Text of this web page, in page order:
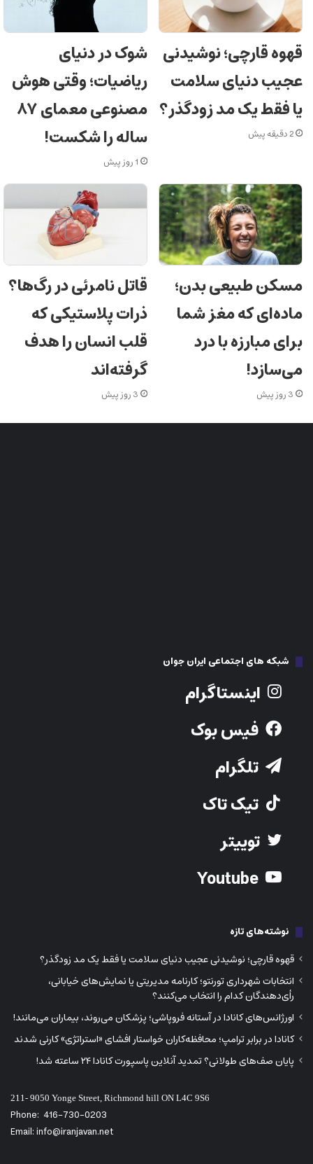
قهوه قارچی؛ نوشیدنی
عجیب دنیای سلامت
یا فقط یک مد زودگذر؟
2 دقیقه پیش
شوک در دنیای
ریاضیات؛ وقتی هوش
مصنوعی معمای ۸۷
ساله را شکست!
1 روز پیش
مسکن طبیعی بدن؛
ماده‌ای که مغز شما
برای مبارزه با درد
می‌سازد!
3 روز پیش
قاتل نامرئی در رگ‌ها؟
ذرات پلاستیکی که
قلب انسان را هدف
گرفته‌اند
3 روز پیش
شبکه های اجتماعی ایران جوان
اینستاگرام
فیس بوک
تلگرام
تیک تاک
توییتر
نوشته‌های تازه
قهوه قارچی؛ نوشیدنی عجیب دنیای سلامت یا فقط یک مد زودگذر؟
انتخابات شهرداری تورنتو؛ کارنامه مدیریتی یا نمایش‌های خیابانی،
رأی‌دهندگان کدام را انتخاب می‌کنند؟
اورژانس‌های کانادا در آستانه فروپاشی؛ پزشکان می‌روند، بیماران می‌مانند!
کانادا در برابر ترامپ؛ محافظه‌کاران خواستار افشای «استراتژی» کارنی شدند
پایان صف‌های طولانی؟ تمدید آنلاین پاسپورت کانادا ۲۴ ساعته شد!
211- 9050 Yonge Street, Richmond hill ON L4C 9S6
Phone: 416-730-0203
Email: info@iranjavan.net